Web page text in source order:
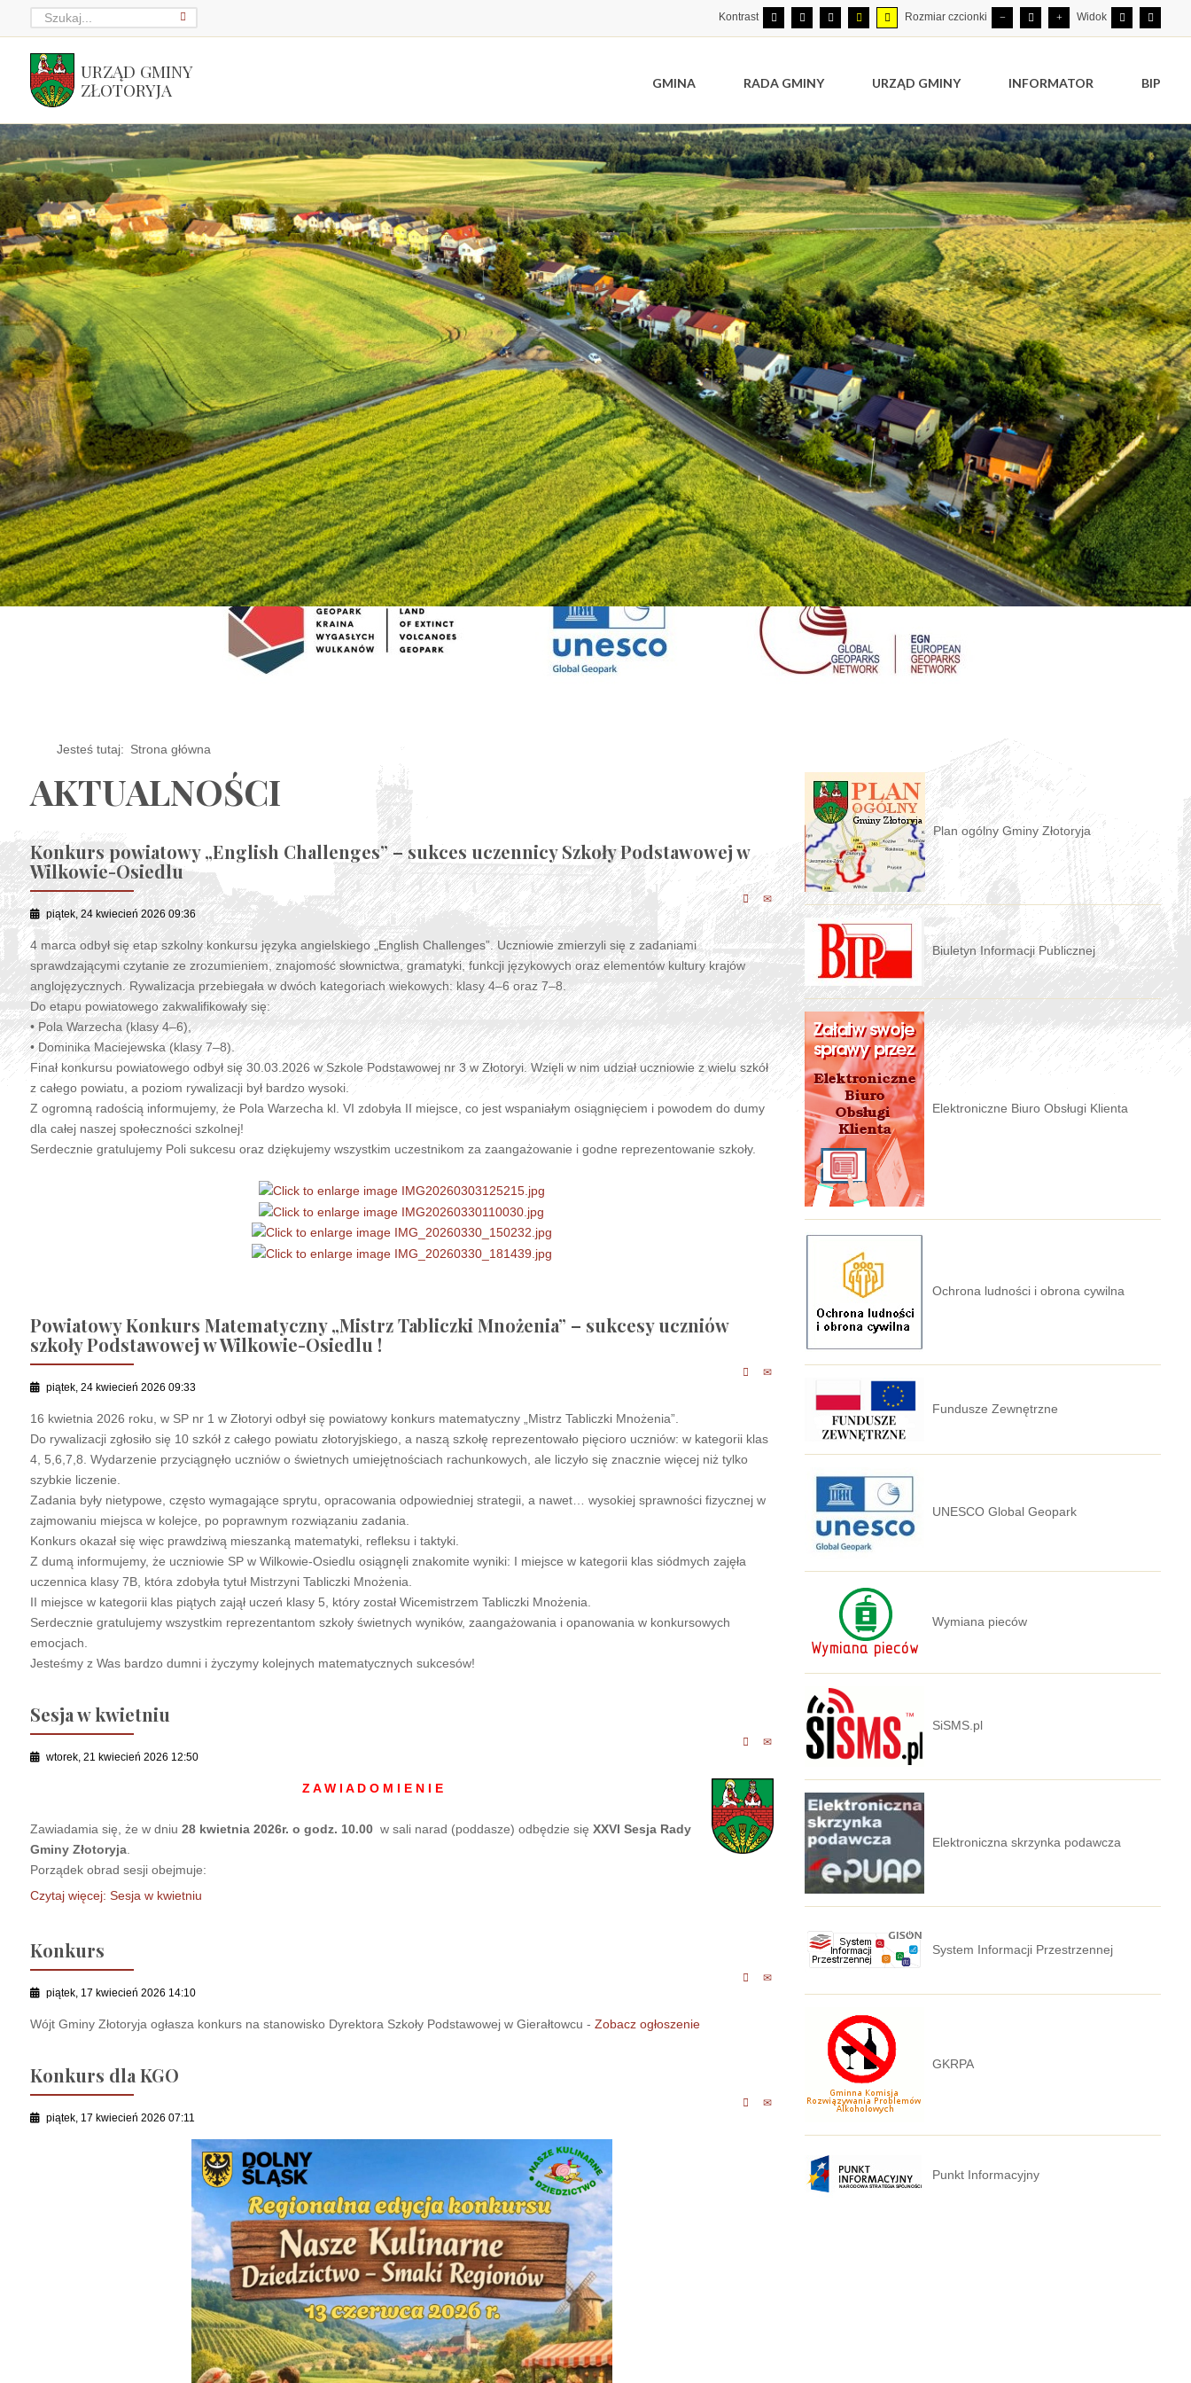
Kontrast Rozmiar czcionki Widok
URZĄD GMINY
ZŁOTORYJA
GMINA RADA GMINY URZĄD GMINY INFORMATOR BIP
Jesteś tutaj: Strona główna
AKTUALNOŚCI
Konkurs powiatowy „English Challenges” – sukces uczennicy Szkoły Podstawowej w
Wilkowie-Osiedlu
piątek, 24 kwiecień 2026 09:36
4 marca odbył się etap szkolny konkursu języka angielskiego „English Challenges”. Uczniowie zmierzyli się z zadaniami
sprawdzającymi czytanie ze zrozumieniem, znajomość słownictwa, gramatyki, funkcji językowych oraz elementów kultury krajów
anglojęzycznych. Rywalizacja przebiegała w dwóch kategoriach wiekowych: klasy 4–6 oraz 7–8.
Do etapu powiatowego zakwalifikowały się:
• Pola Warzecha (klasy 4–6),
• Dominika Maciejewska (klasy 7–8).
Finał konkursu powiatowego odbył się 30.03.2026 w Szkole Podstawowej nr 3 w Złotoryi. Wzięli w nim udział uczniowie z wielu szkół
z całego powiatu, a poziom rywalizacji był bardzo wysoki.
Z ogromną radością informujemy, że Pola Warzecha kl. VI zdobyła II miejsce, co jest wspaniałym osiągnięciem i powodem do dumy
dla całej naszej społeczności szkolnej!
Serdecznie gratulujemy Poli sukcesu oraz dziękujemy wszystkim uczestnikom za zaangażowanie i godne reprezentowanie szkoły.
Powiatowy Konkurs Matematyczny „Mistrz Tabliczki Mnożenia” – sukcesy uczniów
szkoły Podstawowej w Wilkowie-Osiedlu !
piątek, 24 kwiecień 2026 09:33
16 kwietnia 2026 roku, w SP nr 1 w Złotoryi odbył się powiatowy konkurs matematyczny „Mistrz Tabliczki Mnożenia”.
Do rywalizacji zgłosiło się 10 szkół z całego powiatu złotoryjskiego, a naszą szkołę reprezentowało pięcioro uczniów: w kategorii klas
4, 5,6,7,8. Wydarzenie przyciągnęło uczniów o świetnych umiejętnościach rachunkowych, ale liczyło się znacznie więcej niż tylko
szybkie liczenie.
Zadania były nietypowe, często wymagające sprytu, opracowania odpowiedniej strategii, a nawet… wysokiej sprawności fizycznej w
zajmowaniu miejsca w kolejce, po poprawnym rozwiązaniu zadania.
Konkurs okazał się więc prawdziwą mieszanką matematyki, refleksu i taktyki.
Z dumą informujemy, że uczniowie SP w Wilkowie-Osiedlu osiągnęli znakomite wyniki: I miejsce w kategorii klas siódmych zajęła
uczennica klasy 7B, która zdobyła tytuł Mistrzyni Tabliczki Mnożenia.
II miejsce w kategorii klas piątych zajął uczeń klasy 5, który został Wicemistrzem Tabliczki Mnożenia.
Serdecznie gratulujemy wszystkim reprezentantom szkoły świetnych wyników, zaangażowania i opanowania w konkursowych
emocjach.
Jesteśmy z Was bardzo dumni i życzymy kolejnych matematycznych sukcesów!
Sesja w kwietniu
wtorek, 21 kwiecień 2026 12:50
Z A W I A D O M I E N I E
Zawiadamia się, że w dniu 28 kwietnia 2026r. o godz. 10.00 w sali narad (poddasze) odbędzie się XXVI Sesja Rady
Gminy Złotoryja.
Porządek obrad sesji obejmuje:
Czytaj więcej: Sesja w kwietniu
Konkurs
piątek, 17 kwiecień 2026 14:10
Wójt Gminy Złotoryja ogłasza konkurs na stanowisko Dyrektora Szkoły Podstawowej w Gierałtowcu - Zobacz ogłoszenie
Konkurs dla KGO
piątek, 17 kwiecień 2026 07:11
Plan ogólny Gminy Złotoryja
Biuletyn Informacji Publicznej
Elektroniczne Biuro Obsługi Klienta
Ochrona ludności i obrona cywilna
Fundusze Zewnętrzne
UNESCO Global Geopark
Wymiana pieców
SiSMS.pl
Elektroniczna skrzynka podawcza
System Informacji Przestrzennej
GKRPA
Punkt Informacyjny